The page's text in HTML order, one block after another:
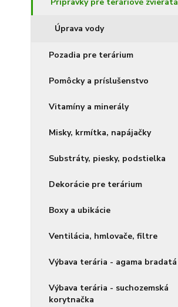
Úprava vody
Pozadia pre terárium
Pomôcky a príslušenstvo
Vitamíny a minerály
Misky, krmítka, napájačky
Substráty, piesky, podstielka
Dekorácie pre terárium
Boxy a ubikácie
Ventilácia, hmlovače, filtre
Výbava terária - agama bradatá
Výbava terária - suchozemská
korytnačka